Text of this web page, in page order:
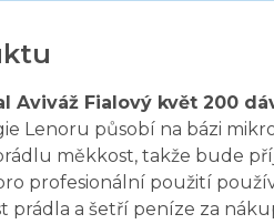
Aviváž Fialový květ 200
Lenoru působí na bázi
měkkost, takže bude
profesionální použití
prádla a šetří peníze za